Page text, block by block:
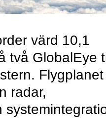
värd 10,1
två GlobalEye
radar,